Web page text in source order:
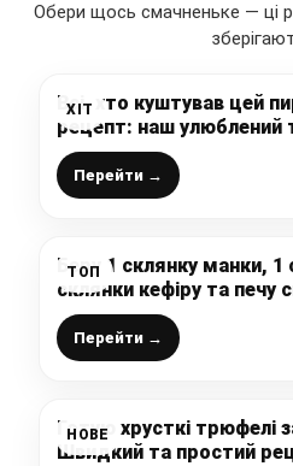
Обери щось смачненьке — ці
ХІТ
Всі, хто куштував цей
рецепт: наш улюблений
ягодами
Перейти →
ТОП
Беру 1 склянку манки, 1
склянки кефіру та печу
змішайте інгредієнти та
Перейти →
НОВЕ
Готую хрусткі трюфелі
Швидкий та простий